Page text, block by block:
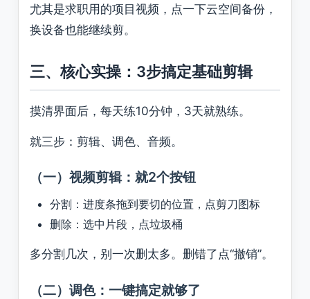
尤其是求职用的项目视频，点一下云空间备份，
换设备也能继续剪。
三、核心实操：3步搞定基础剪辑
摸清界面后，每天练10分钟，3天就熟练。
就三步：剪辑、调色、音频。
（一）视频剪辑：就2个按钮
分割：进度条拖到要切的位置，点剪刀图标
删除：选中片段，点垃圾桶
多分割几次，别一次删太多。删错了点“撤销”。
（二）调色：一键搞定就够了